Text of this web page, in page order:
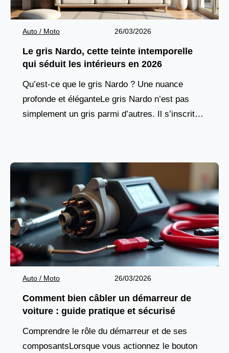
Auto / Moto 26/03/2026
Le gris Nardo, cette teinte intemporelle
qui séduit les intérieurs en 2026
Qu’est-ce que le gris Nardo ? Une nuance
profonde et éléganteLe gris Nardo n’est pas
simplement un gris parmi d’autres. Il s’inscrit
Auto / Moto 26/03/2026
Comment bien câbler un démarreur de
voiture : guide pratique et sécurisé
Comprendre le rôle du démarreur et de ses
composantsLorsque vous actionnez le bouton